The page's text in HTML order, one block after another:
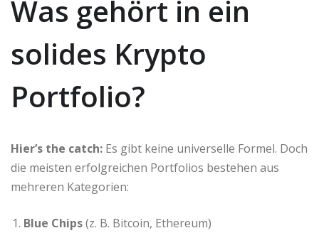
Was gehört in ein
solides Krypto
Portfolio?
Hier’s the catch: Es gibt keine universelle Formel. Doch
die meisten erfolgreichen Portfolios bestehen aus
mehreren Kategorien:
Blue Chips(z. B. Bitcoin, Ethereum)